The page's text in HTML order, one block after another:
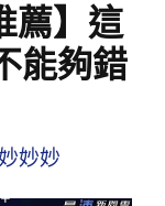
薦】這
能夠錯
妙妙